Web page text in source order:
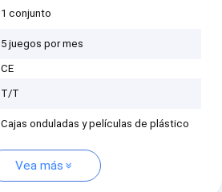
1 conjunto
5 juegos por mes
CE
T/T
Cajas onduladas y películas de plástico
Vea más